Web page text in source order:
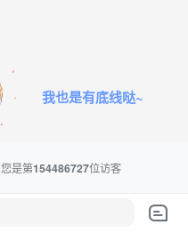
我也是有底线哒~
您是第154486727位访客